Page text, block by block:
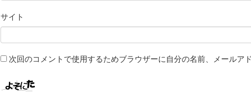
サイト
次回のコメントで使用するためブラウザーに自分の名前、メールア